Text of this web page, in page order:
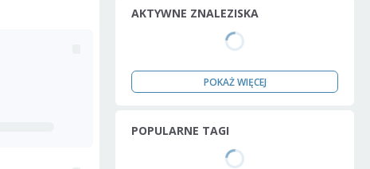
AKTYWNE ZNALEZISKA
POKAŻ WIĘCEJ
POPULARNE TAGI